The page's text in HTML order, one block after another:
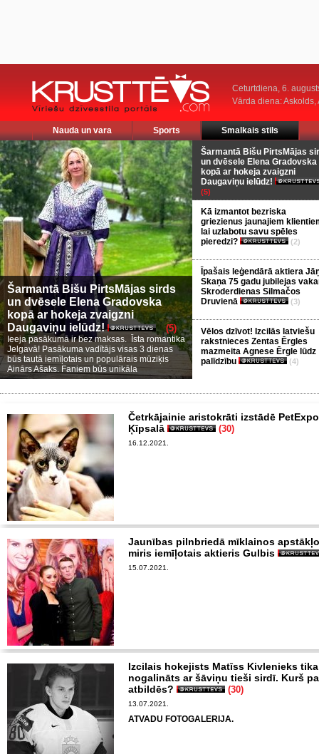
Ceturtdiena, 6.
Vārda diena: Askolds,
Nauda un vara Sports Smalkais stils
Šarmantā Bišu PirtsMājas sirds
un dvēsele Elena Gradovska
kopā ar hokeja zvaigzni
Daugaviņu ielūdz!
(5)
Ieeja pasākumā ir bez maksas. Īsta romantika
Jelgavā! Pasākuma vadītājs visas 3 dienas
būs tautā iemīļotais un populārais mūziķis
Ainārs Ašaks. Faniem būs unikāla
Šarmantā Bišu PirtsMājas
un dvēsele Elena Gradovska
kopā ar hokeja zvaigzni
Daugaviņu ielūdz!
(5)
Kā izmantot bezriska
griezienus jaunajiem
lai uzlabotu savu spēles
pieredzi?
(2)
Īpašais leģendārā aktiera
Skaņa 75 gadu jubilejas
Skroderdienas Silmačos
Druvienā
(3)
Vēlos dzīvot! Izcilās latviešu
rakstnieces Zentas Ērgles
mazmeita Agnese Ērgle lūdz
palīdzību
(4)
Četrkājainie aristokrāti izstādē
Ķīpsalā
(30)
16.12.2021.
Jaunības pilnbriedā mīklainos
miris iemīļotais aktieris Gulbis
15.07.2021.
Izcilais hokejists Matīss Kivlenieks tika
nogalināts ar šāviņu tieši sirdī. Kurš
atbildēs?
(30)
13.07.2021.
ATVADU FOTOGALERIJA.